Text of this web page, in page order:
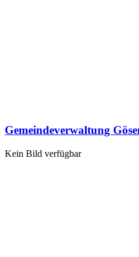
Gemeindeverwaltung
Kein Bild verfügbar